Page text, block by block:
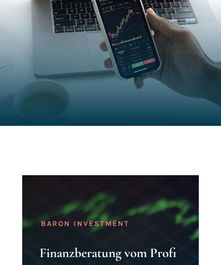
BARON INVESTMENT
Finanzberatung vom Profi